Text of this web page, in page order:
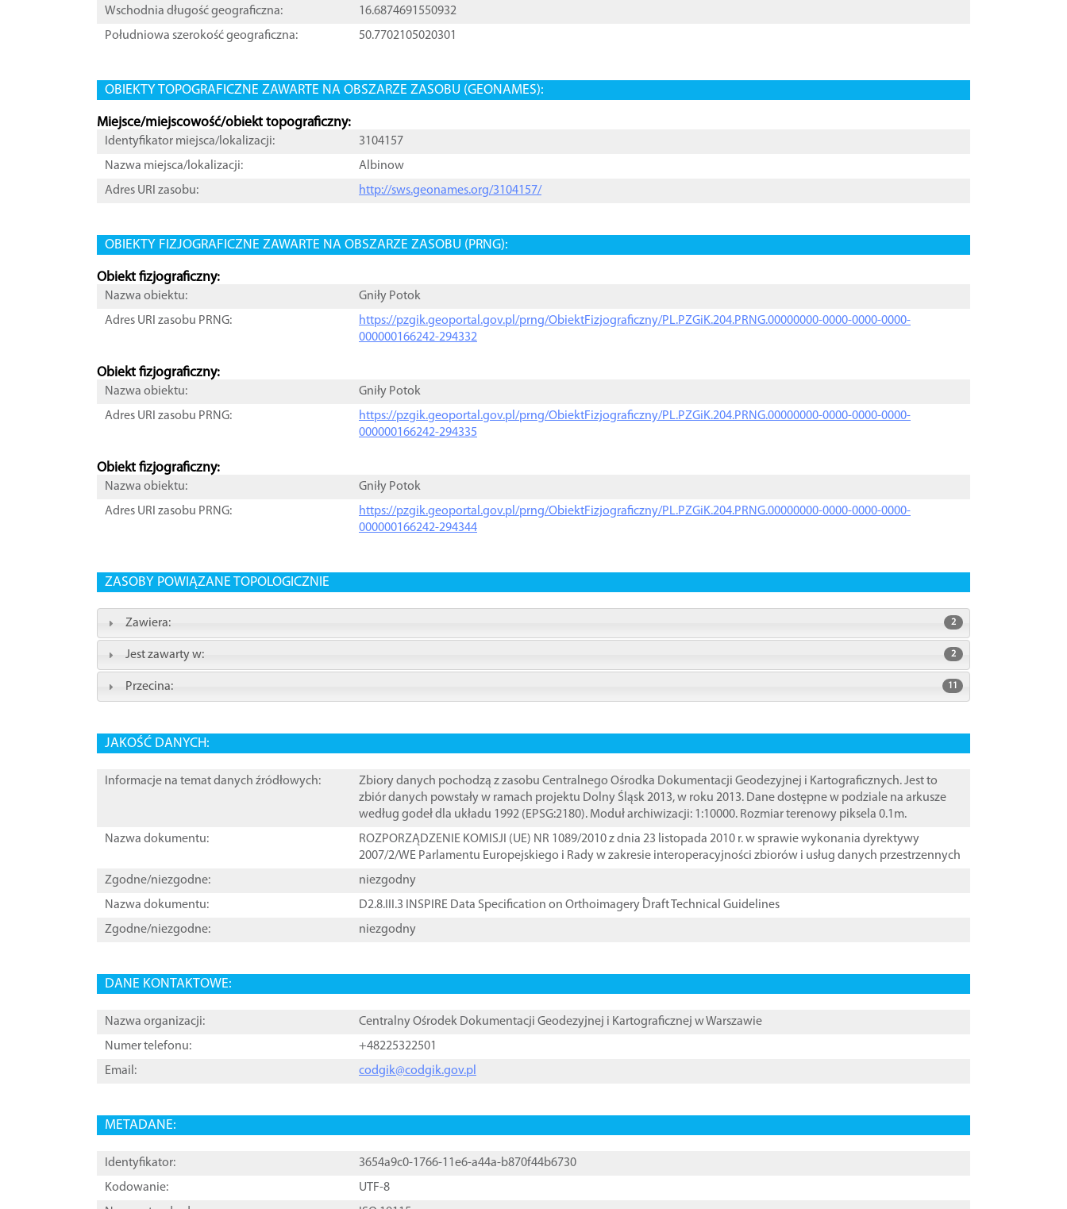
Wschodnia długość geograficzna:
16.6874691550932
Południowa szerokość geograficzna:
50.7702105020301
OBIEKTY TOPOGRAFICZNE ZAWARTE NA OBSZARZE ZASOBU (GEONAMES):
Miejsce/miejscowość/obiekt topograficzny:
Identyfikator miejsca/lokalizacji:
3104157
Nazwa miejsca/lokalizacji:
Albinow
Adres URI zasobu:
http://sws.geonames.org/3104157/
OBIEKTY FIZJOGRAFICZNE ZAWARTE NA OBSZARZE ZASOBU (PRNG):
Obiekt fizjograficzny:
Nazwa obiektu:
Gniły Potok
Adres URI zasobu PRNG:
https://pzgik.geoportal.gov.pl/prng/ObiektFizjograficzny/PL.PZGiK.204.PRNG.00000000-0000-0000-0000-
000000166242-294332
Obiekt fizjograficzny:
Nazwa obiektu:
Gniły Potok
Adres URI zasobu PRNG:
https://pzgik.geoportal.gov.pl/prng/ObiektFizjograficzny/PL.PZGiK.204.PRNG.00000000-0000-0000-0000-
000000166242-294335
Obiekt fizjograficzny:
Nazwa obiektu:
Gniły Potok
Adres URI zasobu PRNG:
https://pzgik.geoportal.gov.pl/prng/ObiektFizjograficzny/PL.PZGiK.204.PRNG.00000000-0000-0000-0000-
000000166242-294344
ZASOBY POWIĄZANE TOPOLOGICZNIE
Zawiera: 2
Jest zawarty w: 2
Przecina: 11
JAKOŚĆ DANYCH:
Informacje na temat danych źródłowych:
Zbiory danych pochodzą z zasobu Centralnego Ośrodka Dokumentacji Geodezyjnej i Kartograficznych. Jest to
zbiór danych powstały w ramach projektu Dolny Śląsk 2013, w roku 2013. Dane dostępne w podziale na arkusze
według godeł dla układu 1992 (EPSG:2180). Moduł archiwizacji: 1:10000. Rozmiar terenowy piksela 0.1m.
Nazwa dokumentu:
ROZPORZĄDZENIE KOMISJI (UE) NR 1089/2010 z dnia 23 listopada 2010 r. w sprawie wykonania dyrektywy
2007/2/WE Parlamentu Europejskiego i Rady w zakresie interoperacyjności zbiorów i usług danych przestrzennych
Zgodne/niezgodne:
niezgodny
Nazwa dokumentu:
D2.8.III.3 INSPIRE Data Specification on Orthoimagery ֠Draft Technical Guidelines
Zgodne/niezgodne:
niezgodny
DANE KONTAKTOWE:
Nazwa organizacji:
Centralny Ośrodek Dokumentacji Geodezyjnej i Kartograficznej w Warszawie
Numer telefonu:
+48225322501
Email:
codgik@codgik.gov.pl
METADANE:
Identyfikator:
3654a9c0-1766-11e6-a44a-b870f44b6730
Kodowanie:
UTF-8